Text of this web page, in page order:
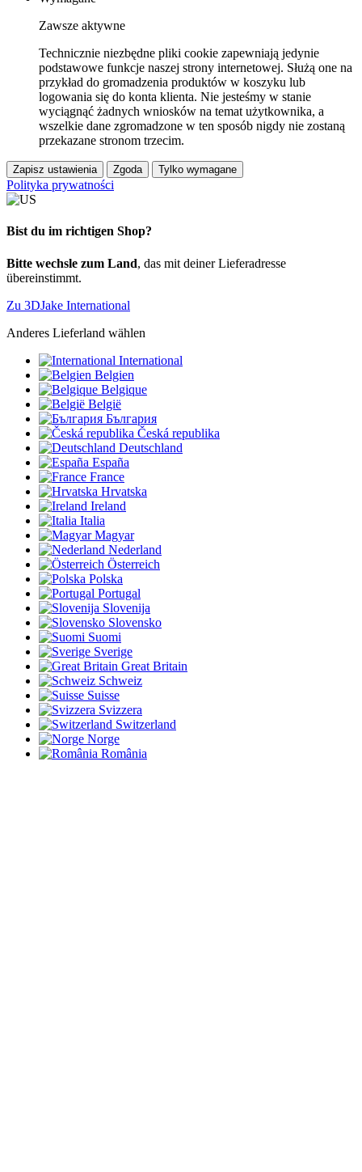
Zawsze aktywne
Technicznie niezbędne pliki cookie zapewniają jedynie
podstawowe funkcje naszej strony internetowej. Służą one na
przykład do gromadzenia produktów w koszyku lub
logowania się do konta klienta. Nie jesteśmy w stanie
wyciągnąć żadnych wniosków na temat użytkownika, a
wszelkie dane zgromadzone w ten sposób nigdy nie zostaną
przekazane stronom trzecim.
Zapisz ustawienia Zgoda Tylko wymagane
Polityka prywatności
Bist du im richtigen Shop?
Bitte wechsle zum Land, das mit deiner Lieferadresse
übereinstimmt.
Zu 3DJake International
Anderes Lieferland wählen
International
Belgien
Belgique
België
България
Česká republika
Deutschland
España
France
Hrvatska
Ireland
Italia
Magyar
Nederland
Österreich
Polska
Portugal
Slovenija
Slovensko
Suomi
Sverige
Great Britain
Schweiz
Suisse
Svizzera
Switzerland
Norge
România